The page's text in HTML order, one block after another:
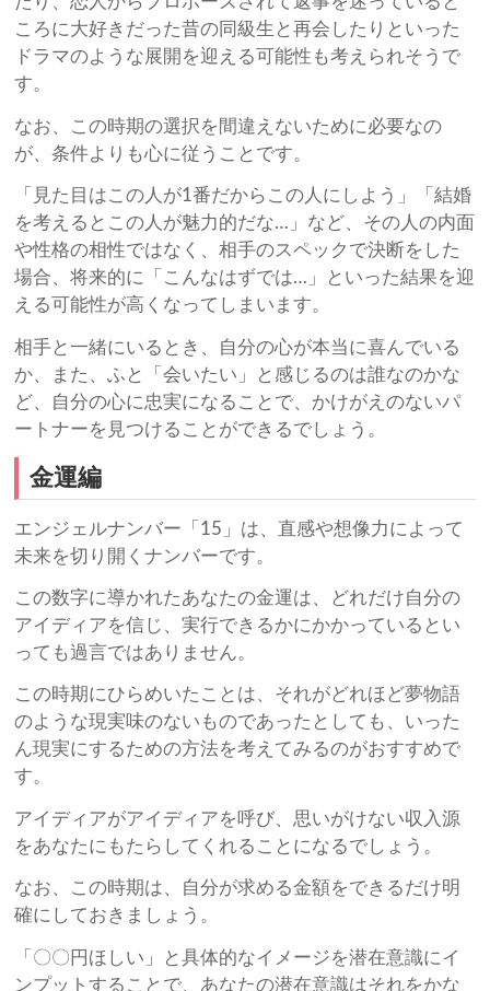
ころに大好きだった昔の同級生と再会したりといった
ドラマのような展開を迎える可能性も考えられそうで
す。
なお、この時期の選択を間違えないために必要なの
が、条件よりも心に従うことです。
「見た目はこの人が1番だからこの人にしよう」「結婚
を考えるとこの人が魅力的だな…」など、その人の内面
や性格の相性ではなく、相手のスペックで決断をした
場合、将来的に「こんなはずでは…」といった結果を迎
える可能性が高くなってしまいます。
相手と一緒にいるとき、自分の心が本当に喜んでいる
か、また、ふと「会いたい」と感じるのは誰なのかな
ど、自分の心に忠実になることで、かけがえのないパ
ートナーを見つけることができるでしょう。
金運編
エンジェルナンバー「15」は、直感や想像力によって
未来を切り開くナンバーです。
この数字に導かれたあなたの金運は、どれだけ自分の
アイディアを信じ、実行できるかにかかっているとい
っても過言ではありません。
この時期にひらめいたことは、それがどれほど夢物語
のような現実味のないものであったとしても、いった
ん現実にするための方法を考えてみるのがおすすめで
す。
アイディアがアイディアを呼び、思いがけない収入源
をあなたにもたらしてくれることになるでしょう。
なお、この時期は、自分が求める金額をできるだけ明
確にしておきましょう。
「〇〇円ほしい」と具体的なイメージを潜在意識にイ
ンプットすることで、あなたの潜在意識はそれをかな